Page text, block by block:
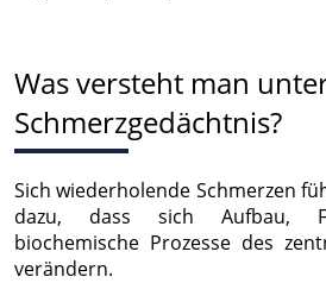
Was versteht man
Schmerzgedächtnis?
Sich wiederholende Schmerzen
dazu, dass sich Aufbau,
biochemische Prozesse des
verändern.